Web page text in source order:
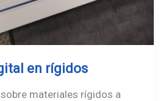
en rígidos
materiales rígidos a